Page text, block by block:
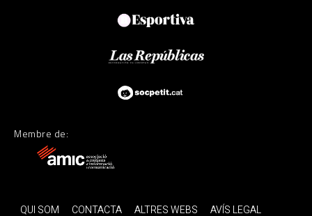
Membre de:
QUI SOM CONTACTA ALTRES WEBS AVÍS LEGAL